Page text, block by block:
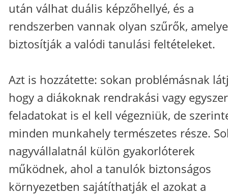
után válhat duális képzőhellyé, és a
rendszerben vannak olyan szűrők,
biztosítják a valódi tanulási feltételeket.
Azt is hozzátette: sokan problémásnak
hogy a diákoknak rendrakási vagy
feladatokat is el kell végezniük, de
minden munkahely természetes része.
nagyvállalatnál külön gyakorlóterek
működnek, ahol a tanulók biztonságos
környezetben sajátíthatják el azokat a